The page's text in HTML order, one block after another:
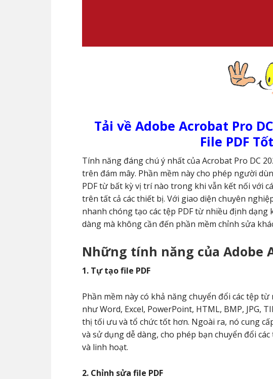
Tải về Adobe Acrobat Pro
File PDF
Tính năng đáng chú ý nhất của Acrobat Pro DC
trên đám mây. Phần mềm này cho phép người
PDF từ bất kỳ vị trí nào trong khi vẫn kết nối với
trên tất cả các thiết bị. Với giao diện chuyên
nhanh chóng tạo các tệp PDF từ nhiều định dạng
dàng mà không cần đến phần mềm chỉnh sửa
Những tính năng của Adobe
1. Tự tạo file PDF
Phần mềm này có khả năng chuyển đổi các tệp
như Word, Excel, PowerPoint, HTML, BMP, JPG,
thị tối ưu và tổ chức tốt hơn. Ngoài ra, nó cung
và sử dụng dễ dàng, cho phép bạn chuyển đổi
và linh hoạt.
2. Chỉnh sửa file PDF